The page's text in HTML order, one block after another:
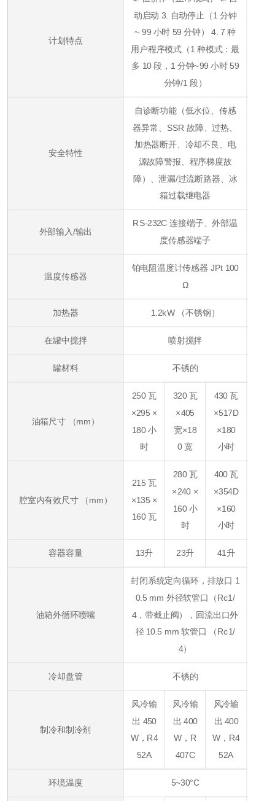
计划特点
动启动 3. 自动停止（1 分钟
~ 99 小时 59 分钟） 4. 7 种
用户程序模式（1 种模式：最
多 10 段，1 分钟~99 小时 59
分钟/1 段）
安全特性
自诊断功能（低水位、传感
器异常、SSR 故障、过热、
加热器断开、冷却不良、电
源故障警报、程序梯度故
障）、泄漏/过流断路器、冰
箱过载继电器
外部输入/输出
RS-232C 连接端子、外部温
度传感器端子
温度传感器
铂电阻温度计传感器 JPt 100
Ω
加热器 1.2kW （不锈钢）
在罐中搅拌 喷射搅拌
罐材料 不锈的
油箱尺寸 （mm）
250 瓦
×295 ×
180 小
时
320 瓦
×405
宽×18
0 宽
430 瓦
×517D
×180
小时
腔室内有效尺寸 （mm）
215 瓦
×135 ×
160 瓦
280 瓦
×240 ×
160 小
时
400 瓦
×354D
×160
小时
容器容量 13升 23升 41升
油箱外循环喷嘴
封闭系统定向循环，排放口 1
0.5 mm 外径软管口（Rc1/
4，带截止阀），回流出口外
径 10.5 mm 软管口 （Rc1/
4）
冷却盘管 不锈的
制冷和制冷剂
风冷输
出 450
W，R4
52A
风冷输
出 400
W，R
407C
风冷输
出 400
W，R4
52A
环境温度 5~30°C